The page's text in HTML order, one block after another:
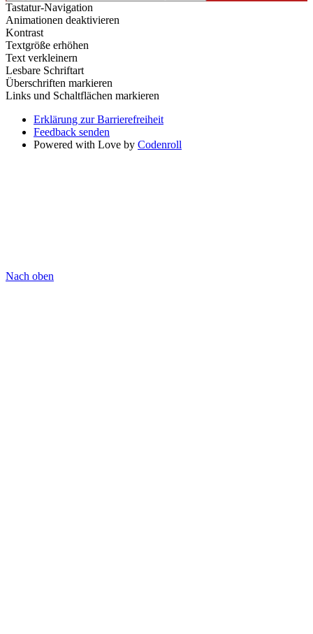
Tastatur-Navigation
Animationen deaktivieren
Kontrast
Textgröße erhöhen
Text verkleinern
Lesbare Schriftart
Überschriften markieren
Links und Schaltflächen markieren
Erklärung zur Barrierefreiheit
Feedback senden
Powered with Love by Codenroll
Nach oben